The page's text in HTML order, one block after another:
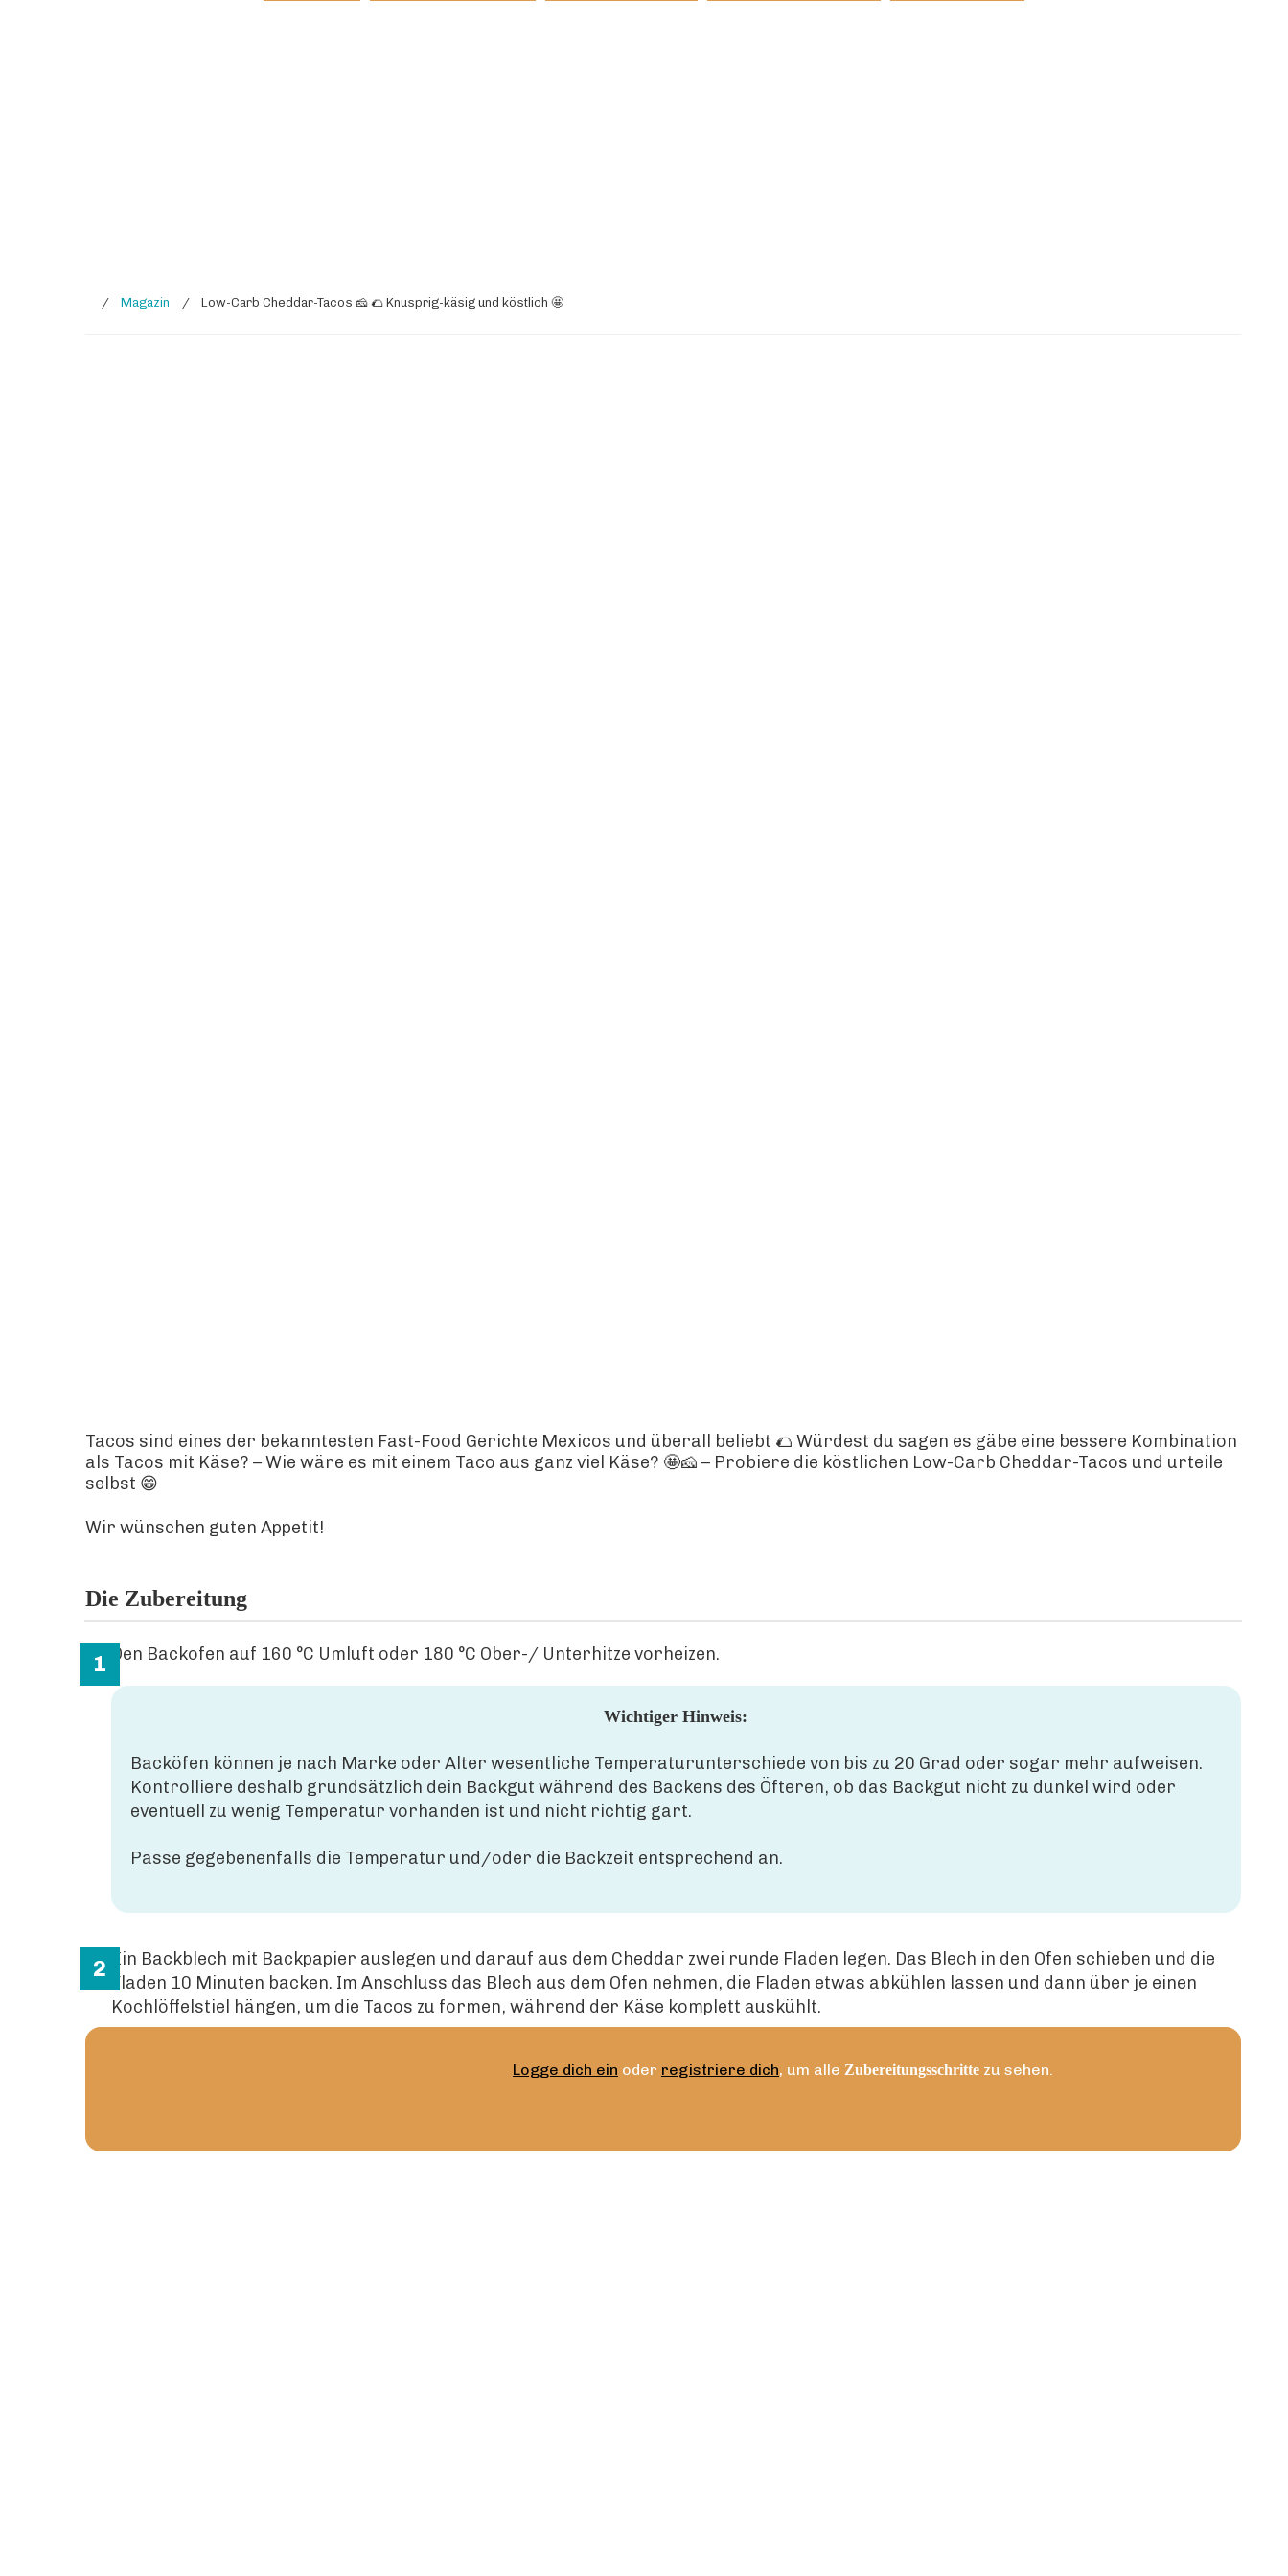
/ Magazin / Low-Carb Cheddar-Tacos 🧀 🌮 Knusprig-käsig und köstlich 🤩
Tacos sind eines der bekanntesten Fast-Food Gerichte Mexicos und überall beliebt 🌮 Würdest du sagen es gäbe eine bessere Kombination
als Tacos mit Käse? – Wie wäre es mit einem Taco aus ganz viel Käse? 🤩🧀 – Probiere die köstlichen Low-Carb Cheddar-Tacos und urteile
selbst 😁
Wir wünschen guten Appetit!
Die Zubereitung
Den Backofen auf 160 °C Umluft oder 180 °C Ober-/ Unterhitze vorheizen.
Wichtiger Hinweis:
Backöfen können je nach Marke oder Alter wesentliche Temperaturunterschiede von bis zu 20 Grad oder sogar mehr aufweisen.
Kontrolliere deshalb grundsätzlich dein Backgut während des Backens des Öfteren, ob das Backgut nicht zu dunkel wird oder
eventuell zu wenig Temperatur vorhanden ist und nicht richtig gart.
Passe gegebenenfalls die Temperatur und/oder die Backzeit entsprechend an.
Ein Backblech mit Backpapier auslegen und darauf aus dem Cheddar zwei runde Fladen legen. Das Blech in den Ofen schieben und die
Fladen 10 Minuten backen. Im Anschluss das Blech aus dem Ofen nehmen, die Fladen etwas abkühlen lassen und dann über je einen
Kochlöffelstiel hängen, um die Tacos zu formen, während der Käse komplett auskühlt.
Logge dich ein oder registriere dich, um alle Zubereitungsschritte zu sehen.